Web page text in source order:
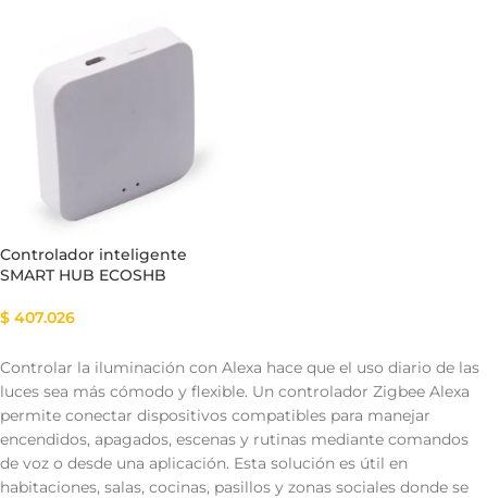
Controlador inteligente
SMART HUB ECOSHB
$ 407.026
Controlar la iluminación con Alexa hace que el uso diario de las
luces sea más cómodo y flexible. Un controlador Zigbee Alexa
permite conectar dispositivos compatibles para manejar
encendidos, apagados, escenas y rutinas mediante comandos
de voz o desde una aplicación. Esta solución es útil en
habitaciones, salas, cocinas, pasillos y zonas sociales donde se